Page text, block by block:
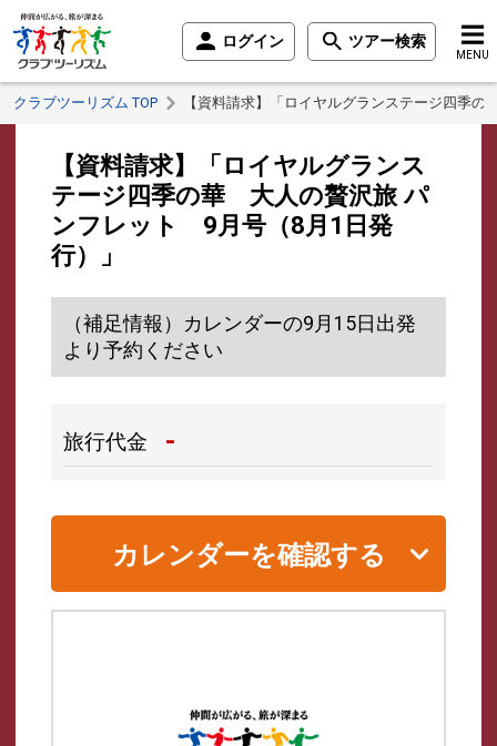
ログイン ツアー検索
MENU
クラブツーリズム TOP 【資料請求】「ロイヤルグランステージ四季
【資料請求】「ロイヤルグランス
テージ四季の華 大人の贅沢旅 パ
ンフレット 9月号（8月1日発
行）」
（補足情報）カレンダーの9月15日出発
より予約ください
旅行代金 -
カレンダーを確認する